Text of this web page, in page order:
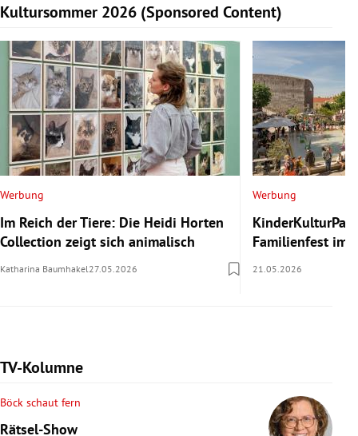
Kultursommer 2026 (Sponsored Content)
Slide 1 von 10
Werbung
Im Reich der Tiere: Die Heidi Horten
Collection zeigt sich animalisch
Katharina Baumhakel27.05.2026
Werbung
Familienfest im
21.05.2026
TV-Kolumne
Böck schaut fern
Rätsel-Show